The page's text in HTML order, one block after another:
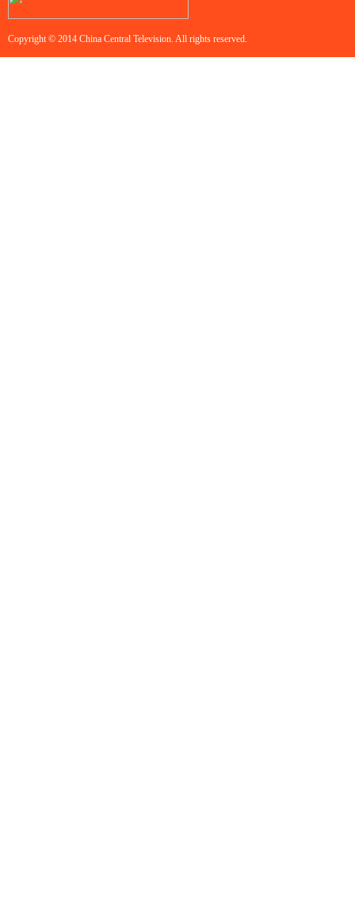
Copyright © 2014 China Central Television. All rights reserved.